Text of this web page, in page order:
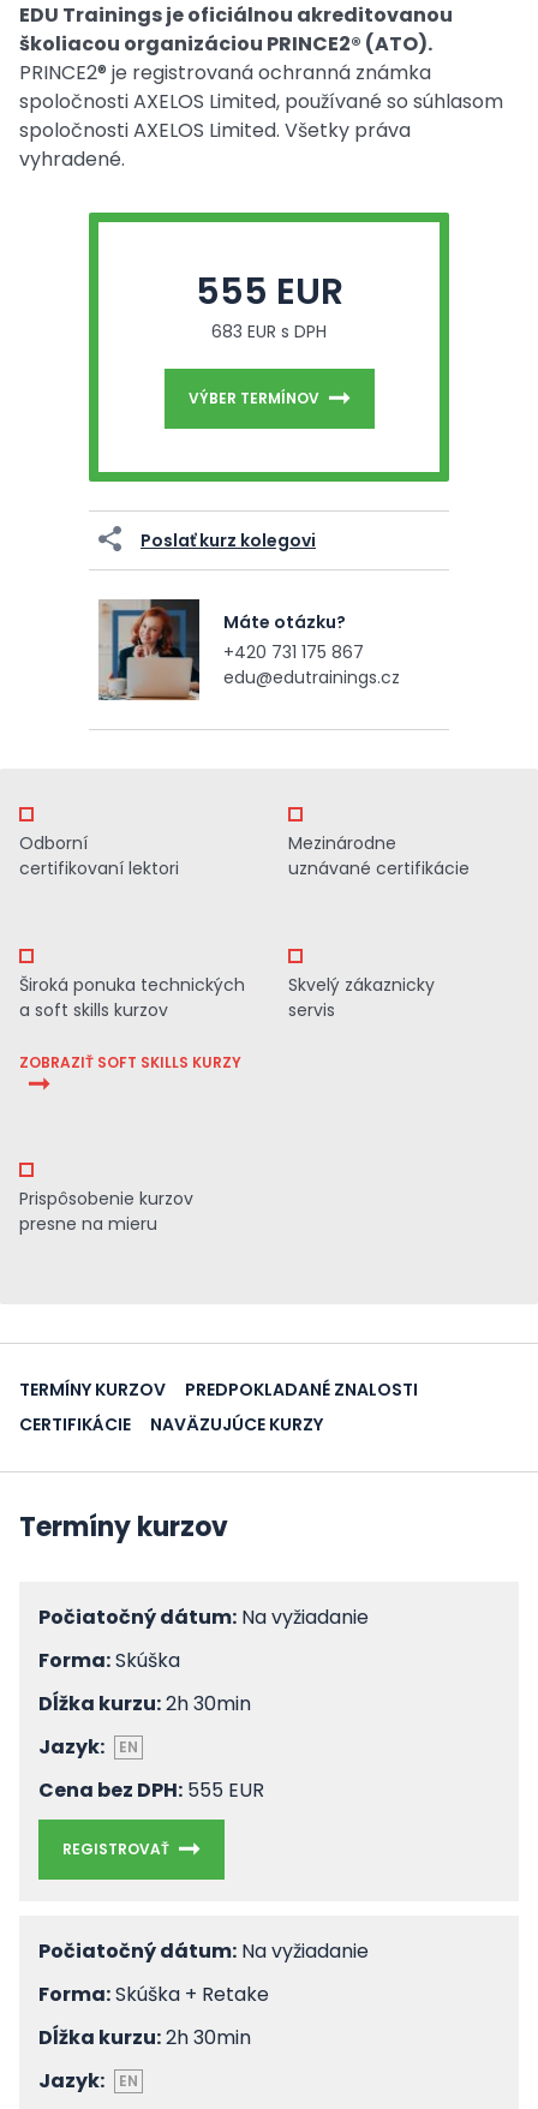
EDU Trainings je oficiálnou akreditovanou
školiacou organizáciou PRINCE2® (ATO).
PRINCE2® je registrovaná ochranná známka
spoločnosti AXELOS Limited, používané so súhlasom
spoločnosti AXELOS Limited. Všetky práva
vyhradené.
555 EUR
683 EUR s DPH
VÝBER TERMÍNOV
Poslať kurz kolegovi
Máte otázku?
+420 731 175 867
edu@edutrainings.cz
Odborní
certifikovaní lektori
Mezinárodne
uznávané certifikácie
Široká ponuka technických
a soft skills kurzov
ZOBRAZIŤ SOFT SKILLS KURZY
Skvelý zákaznicky
servis
Prispôsobenie kurzov
presne na mieru
TERMÍNY KURZOV
PREDPOKLADANÉ ZNALOSTI
CERTIFIKÁCIE
NAVÄZUJÚCE KURZY
Termíny kurzov
Počiatočný dátum: Na vyžiadanie
Forma:Skúška
Dĺžka kurzu:2h 30min
Jazyk:
EN
Cena bez DPH: 555 EUR
REGISTROVAŤ
Počiatočný dátum: Na vyžiadanie
Forma:Skúška + Retake
Dĺžka kurzu:2h 30min
Jazyk:
EN